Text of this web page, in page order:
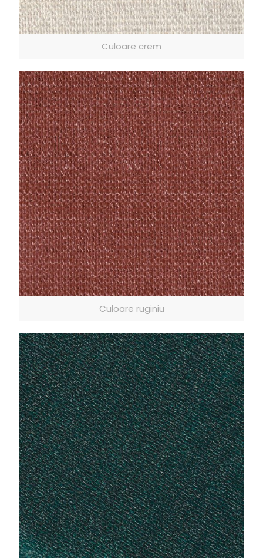
Culoare crem
Culoare ruginiu